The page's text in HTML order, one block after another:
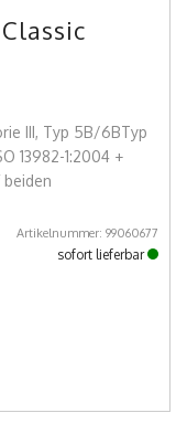
III, Typ 5B/6BTyp
13982-1:2004 +
beiden
Artikelnummer: 99060677
sofort lieferbar